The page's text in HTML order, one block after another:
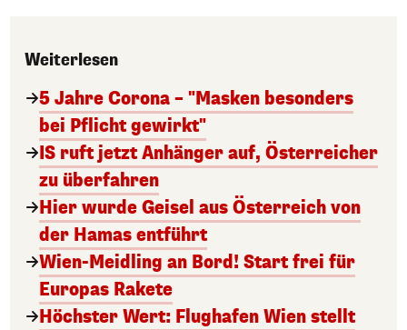
Weiterlesen
5 Jahre Corona – "Masken besonders
bei Pflicht gewirkt"
IS ruft jetzt Anhänger auf, Österreicher
zu überfahren
Hier wurde Geisel aus Österreich von
der Hamas entführt
Wien-Meidling an Bord! Start frei für
Europas Rakete
Höchster Wert: Flughafen Wien stellt